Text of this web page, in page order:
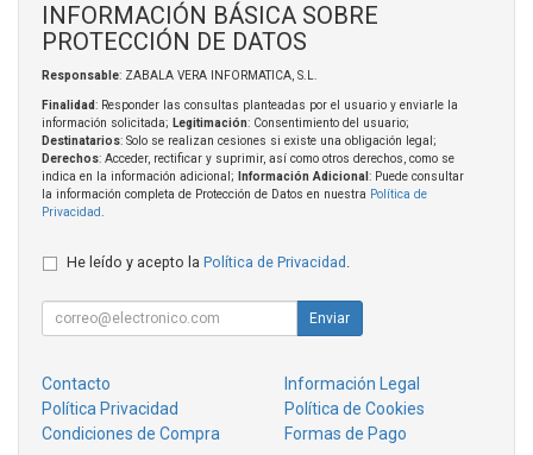
INFORMACIÓN BÁSICA SOBRE
PROTECCIÓN DE DATOS
Responsable: ZABALA VERA INFORMATICA, S.L.
Finalidad: Responder las consultas planteadas por el usuario y enviarle la
información solicitada; Legitimación: Consentimiento del usuario;
Destinatarios: Solo se realizan cesiones si existe una obligación legal;
Derechos: Acceder, rectificar y suprimir, así como otros derechos, como se
indica en la información adicional;
Información Adicional : Puede consultar
la información completa de Protección de Datos en nuestra Política de
Privacidad.
He leído y acepto la Política de Privacidad .
Enviar
Contacto
Información Legal
Política Privacidad
Política de Cookies
Condiciones de Compra
Formas de Pago